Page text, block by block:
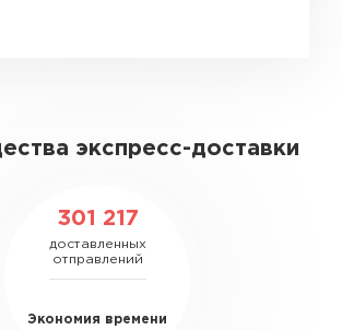
экспресс-доставки
301 217
доставленных
отправлений
Экономия времени